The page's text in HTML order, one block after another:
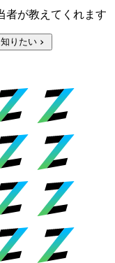
者が教えてくれます
りたい